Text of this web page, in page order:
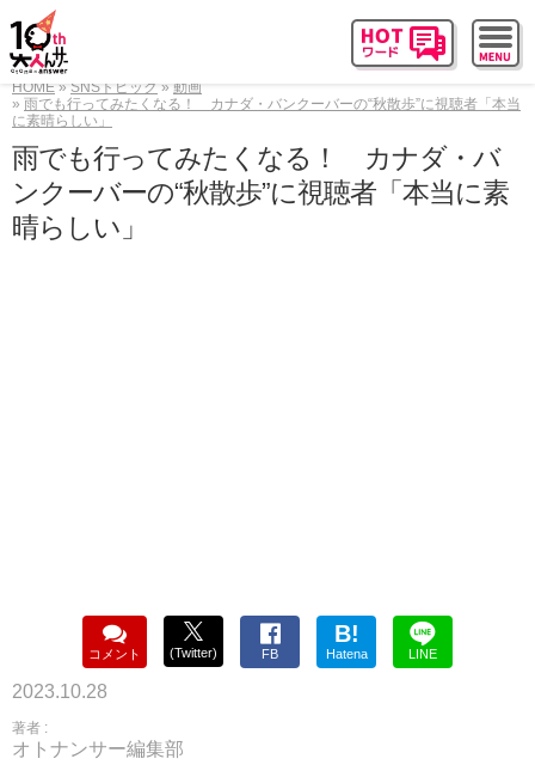
HOME SNSトピック
動画
雨でも行ってみたくなる！ カナダ・バンクーバーの“秋散歩”に視聴者「本当
に素晴らしい」
雨でも行ってみたくなる！ カナダ・バ
ンクーバーの“秋散歩”に視聴者「本当に素
晴らしい」
コメント (Twitter) FB
B!
Hatena LINE
2023.10.28
著者 :
オトナンサー編集部